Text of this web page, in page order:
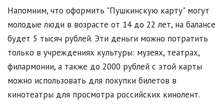
Напомним, что оформить "Пушкинскую карту" могут
молодые люди в возрасте от 14 до 22 лет, на балансе
будет 5 тысяч рублей. Эти деньги можно потратить
только в учреждениях культуры: музеях, театрах,
филармонии, а также до 2000 рублей с этой карты
можно использовать для покупки билетов в
кинотеатры для просмотра российских кинолент.